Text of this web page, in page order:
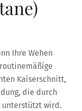
Ihre Wehen
Kaiserschnitt,
die durch
wird.